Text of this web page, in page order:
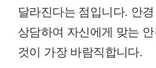
달라진다는 점입니다. 안
상담하여 자신에게 맞는
것이 가장 바람직합니다.